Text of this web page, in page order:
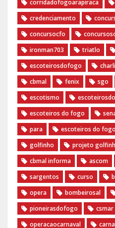
corridadofogoarapiraca
credenciamento
concursocfo
ironman703
triatlo
escoteirosdofogo
cbmal
fenix sgo
escotismo
escoteiros do fogo
para
escoteiros do fogo
golfinho
projeto
cbmal informa
ascom
sargentos
curso
opera
bombeirosal
pioneirasdofogo
csmar
operacaocarnaval